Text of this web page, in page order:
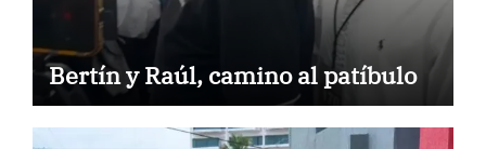
Bertín y Raúl, camino al patíbulo